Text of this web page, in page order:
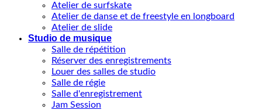
Atelier de surfskate
Atelier de danse et de freestyle en longboard
Atelier de slide
Studio de musique
Salle de répétition
Réserver des enregistrements
Louer des salles de studio
Salle de régie
Salle d'enregistrement
Jam Session